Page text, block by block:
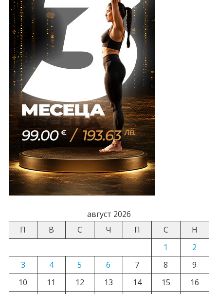
август 2026
П
В С Ч П С
Н
1
2
3
4 5 6 7 8
9
10
11 12 13 14 15
16